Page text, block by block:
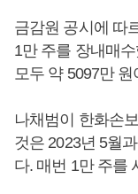
금감원 공시에 따
1만 주를 장내매
모두 약 5097만 원
나채범이 한화손
것은 2023년 5월
다. 매번 1만 주를